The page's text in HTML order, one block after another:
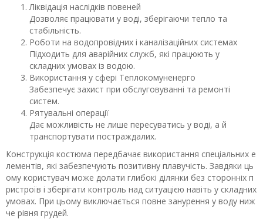
Ліквідація наслідків повеней
Дозволяє працювати у воді, зберігаючи тепло та
стабільність.
Роботи на водопровідних і каналізаційних системах
Підходить для аварійних служб, які працюють у
складних умовах із водою.
Використання у сфері Теплокомуненерго
Забезпечує захист при обслуговуванні та ремонті
систем.
Рятувальні операції
Дає можливість не лише пересуватись у воді, а й
транспортувати постраждалих.
Конструкція костюма передбачає використання спеціальних е
лементів, які забезпечують позитивну плавучість. Завдяки ць
ому користувач може долати глибокі ділянки без сторонніх п
ристроїв і зберігати контроль над ситуацією навіть у складних
умовах. При цьому виключається повне занурення у воду ниж
че рівня грудей.